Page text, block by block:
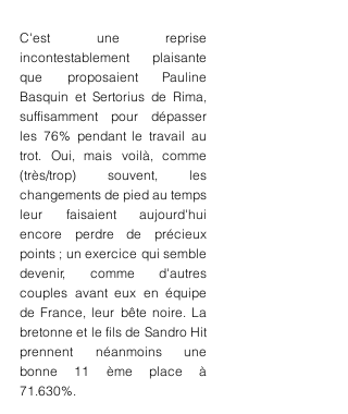
C'est une reprise
incontestablement plaisante
que proposaient Pauline
Basquin et Sertorius de Rima,
suffisamment pour dépasser
les 76% pendant le travail au
trot. Oui, mais voilà, comme
(très/trop) souvent, les
changements de pied au temps
leur faisaient aujourd'hui
encore perdre de précieux
points ; un exercice qui semble
devenir, comme d'autres
couples avant eux en équipe
de France, leur bête noire. La
bretonne et le fils de Sandro Hit
prennent néanmoins une
bonne 11 ème place à
71.630%.